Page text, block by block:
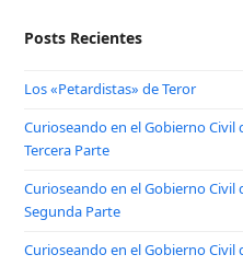
Posts Recientes
Los «Petardistas» de Teror
Curioseando en el Gobierno Civil
Tercera Parte
Curioseando en el Gobierno Civil
Segunda Parte
Curioseando en el Gobierno Civil